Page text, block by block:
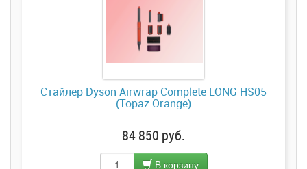
Стайлер Dyson Airwrap Complete LONG HS05
(Topaz Orange)
84 850 руб.
В корзину